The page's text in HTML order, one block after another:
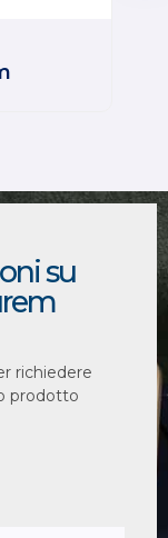
su
richiedere
prodotto